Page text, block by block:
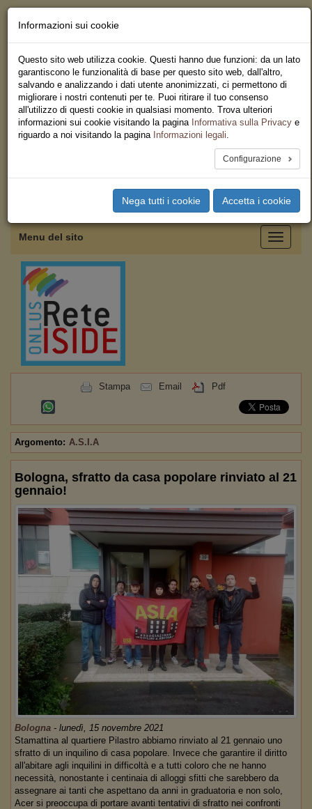
Servizi
Iscriviti
Ricerca
Area Stampa
Privacy
Federazione Regionale USB
Emilia Romagna
Toggle
Menu del sito
Stampa Email Pdf
Argomento: A.S.I.A
Bologna, sfratto da casa popolare rinviato al 21
gennaio!
Bologna - lunedì, 15 novembre 2021
Stamattina al quartiere Pilastro abbiamo rinviato al 21 gennaio uno
sfratto di un inquilino di casa popolare. Invece che garantire il diritto
all'abitare agli inquilini in difficoltà e a tutti coloro che ne hanno
necessità, nonostante i centinaia di alloggi sfitti che sarebbero da
assegnare ai tanti che aspettano da anni in graduatoria e non solo,
Acer si preoccupa di portare avanti tentativi di sfratto nei confronti
Informazioni sui cookie
Questo sito web utilizza cookie. Questi hanno due funzioni: da un lato
garantiscono le funzionalità di base per questo sito web, dall'altro,
salvando e analizzando i dati utente anonimizzati, ci permettono di
migliorare i nostri contenuti per te. Puoi ritirare il tuo consenso
all'utilizzo di questi cookie in qualsiasi momento. Trova ulteriori
informazioni sui cookie visitando la pagina Informativa sulla Privacy e
riguardo a noi visitando la pagina Informazioni legali.
Configurazione
Nega tutti i cookie Accetta i cookie